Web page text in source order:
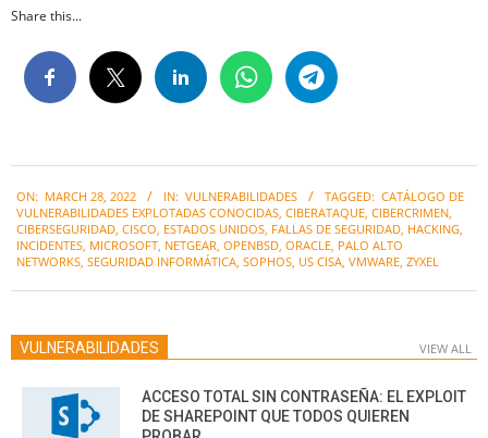
Share this...
03-
28
ON: MARCH 28, 2022 IN: VULNERABILIDADES TAGGED: CATÁLOGO DE
VULNERABILIDADES EXPLOTADAS CONOCIDAS CIBERATAQUE CIBERCRIMEN
CIBERSEGURIDAD CISCO ESTADOS UNIDOS FALLAS DE SEGURIDAD HACKING
INCIDENTES MICROSOFT NETGEAR OPENBSD ORACLE PALO ALTO
NETWORKS SEGURIDAD INFORMÁTICA SOPHOS US CISA VMWARE ZYXEL
VULNERABILIDADES VIEW ALL
ACCESO TOTAL SIN CONTRASEÑA: EL EXPLOIT
DE SHAREPOINT QUE TODOS QUIEREN